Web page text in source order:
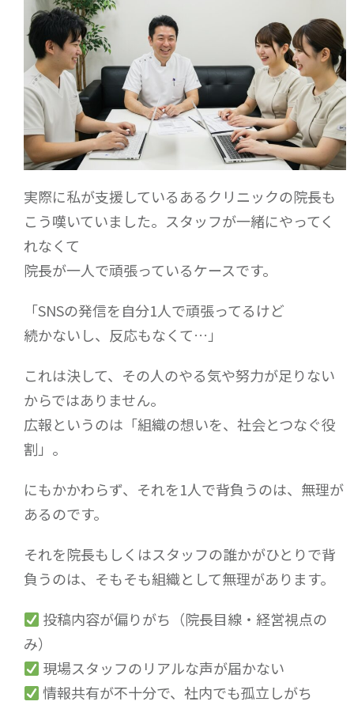
実際に私が支援しているあるクリニックの院長も
こう嘆いていました。スタッフが一緒にやってく
れなくて
院長が一人で頑張っているケースです。
「SNSの発信を自分1人で頑張ってるけど
続かないし、反応もなくて…」
これは決して、その人のやる気や努力が足りない
からではありません。
広報というのは「組織の想いを、社会とつなぐ役
割」。
にもかかわらず、それを1人で背負うのは、無理が
あるのです。
それを院長もしくはスタッフの誰かがひとりで背
負うのは、そもそも組織として無理があります。
投稿内容が偏りがち（院長目線・経営視点の
み）
現場スタッフのリアルな声が届かない
情報共有が不十分で、社内でも孤立しがち